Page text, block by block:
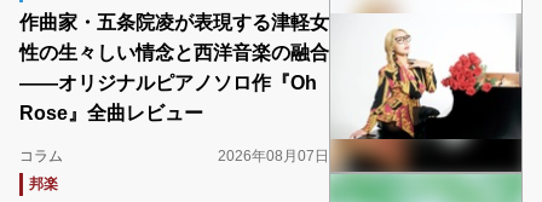
作曲家・五条院凌が表現する津軽女
性の生々しい情念と西洋音楽の融合
――オリジナルピアノソロ作『Oh
Rose』全曲レビュー
コラム
2026年08月07日
邦楽